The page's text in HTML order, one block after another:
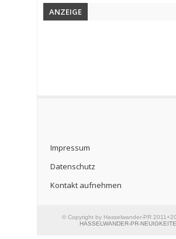
ANZEIGE
Impressum
Datenschutz
Kontakt aufnehmen
© Copyright by Hasselwander-PR
HASSELWANDER-PR-